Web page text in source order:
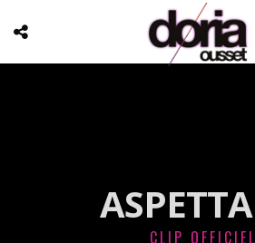
CLIP OFFICIEL